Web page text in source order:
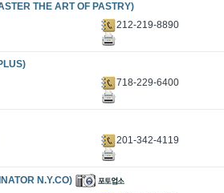
THE ART OF PASTRY)
212-219-8890
718-229-6400
201-342-4119
N.Y.CO)